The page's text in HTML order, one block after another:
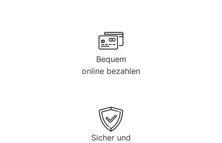
Bequem
online bezahlen
Sicher und